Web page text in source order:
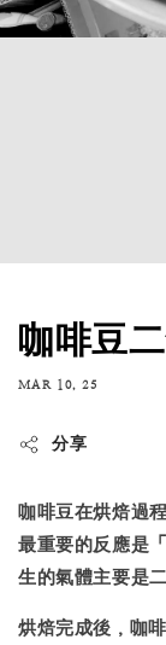
咖啡豆
MAR 10, 25
分享
咖啡豆在烘焙過
最重要的反應是
生的氣體主要是
烘焙完成後，咖